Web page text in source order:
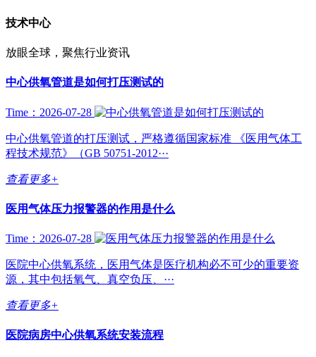
技术中心
放眼全球，聚焦行业资讯
中心供氧管道是如何打压测试的
Time：2026-07-28
中心供氧管道的打压测试，严格遵循国家标准 《医用气体工
程技术规范》（GB 50751-2012···
查看更多+
医用气体压力报警器的作用是什么
Time：2026-07-28
医院中心供氧系统，医用气体是医疗机构必不可少的重要资
源，其中包括氧气、真空负压、···
查看更多+
医院病房中心供氧系统安装流程